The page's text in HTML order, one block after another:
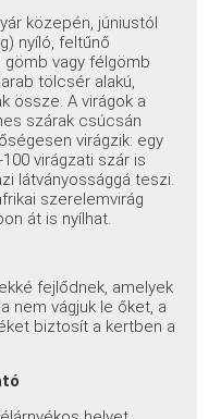
közepén, júniustól
nyíló, feltűnő
gömb vagy félgömb
tölcsér alakú,
össze. A virágok a
szárak csúcsán
virágzik: egy
virágzati szár is
látványossággá teszi.
szerelemvirág
át is nyílhat.
fejlődnek, amelyek
nem vágjuk le őket, a
biztosít a kertben a